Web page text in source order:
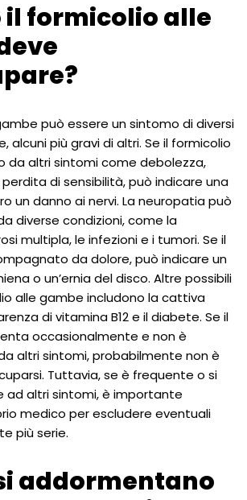
il formicolio alle
può essere un sintomo di diversi
alcuni più gravi di altri. Se il formicolio
da altri sintomi come debolezza,
di sensibilità, può indicare una
un danno ai nervi. La neuropatia può
diverse condizioni, come la
multipla, le infezioni e i tumori. Se il
da dolore, può indicare un
o un’ernia del disco. Altre possibili
alle gambe includono la cattiva
di vitamina B12 e il diabete. Se il
occasionalmente e non è
altri sintomi, probabilmente non è
Tuttavia, se è frequente o si
ad altri sintomi, è importante
medico per escludere eventuali
più serie.
addormentano